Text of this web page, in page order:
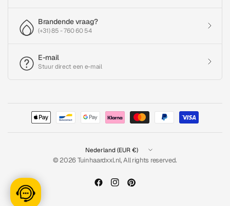
Brandende vraag?
(+31) 85 - 760 60 54
E-mail
Stuur direct een e-mail
Land/regio
bijwerken
© 2026 Tuinhaardxxl.nl, All rights reserved.